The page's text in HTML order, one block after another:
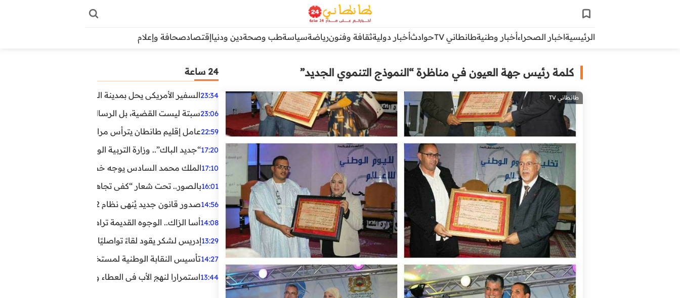
الرئيسيةاخبار الصحراءأخبار وطنيةطانطاني TV حوادثأخبار دوليةثقافة وفنونرياضةسياسةطب وصحةدين ودنياإقتصادصحافة وإعلام
كلمة رئيس جهة العيون في مناظرة “النموذج التنموي الجديد”
طانطاني TV
24 ساعة
23:34السفير الأمريكي يحل بمدينة العيون في أول زيارة رسمية
23:06سبتة ليست القضية، بل الرسالة التي حملها البحر!
22:59عامل إقليم طانطان يترأس مراسيم الإنصات للخطاب
17:20“جديد الباك”.. وزارة التربية الوطنية تعتمد مستجدات
17:10الملك محمد السادس يوجه خطابا ساميا إلى الأمة بمناسبة الذكرى الـ27
16:01بالصور.. تحت شعار “كفى تجاهلا”.. وقفة احتجاجية بكلميم
14:56صدور قانون جديد يُنهي نظام 12 ساعة.. أعوان الحراسة الخاصة يستفيدون من المدة القانونية للشغل
14:08أسا الزاك.. الوجوه القديمة تراهن على الخبرة والجديدة
13:29إدريس لشكر يقود لقاءً تواصليًا مع مناضلي الاتحاد
14:27تأسيس النقابة الوطنية لمستخدمي الوكالة الوطنية
13:44استمرارا لنهج الأب في العطاء وخدمة المجتمع، يواصل ابن